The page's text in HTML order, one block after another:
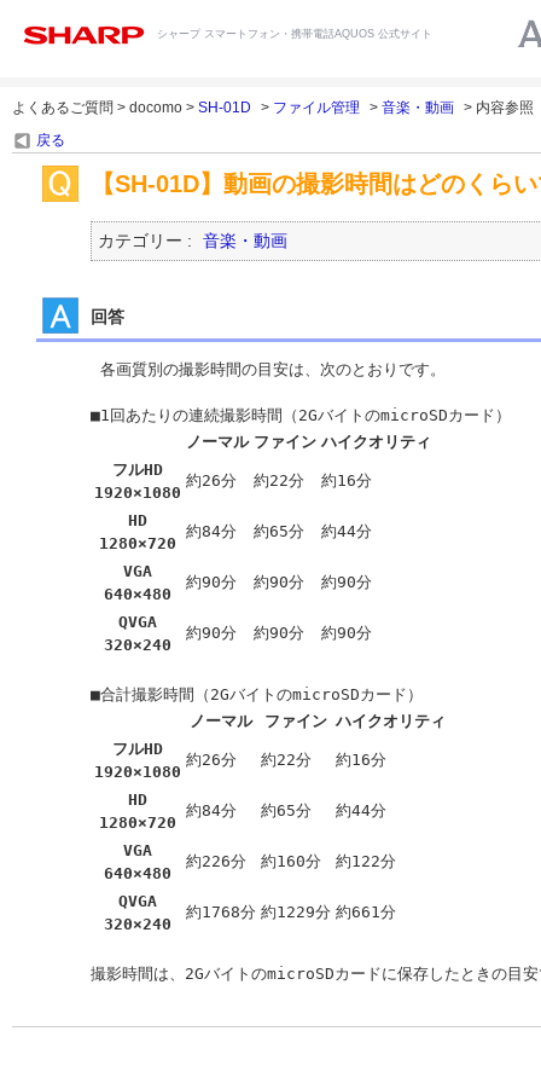
シャープ スマートフォン・携帯電話AQUOS 公式サイト
よくあるご質問 > docomo > SH-01D > ファイル管理 > 音楽・動画 > 内容参照
戻る
【SH-01D】動画の撮影時間はどのくら
カテゴリー : 音楽・動画
回答
各画質別の撮影時間の目安は、次のとおりです。
ノーマル ファイン ハイクオリティ
フルHD
1920×1080
約26分 約22分 約16分
HD
1280×720
約84分 約65分 約44分
VGA
640×480
約90分 約90分 約90分
QVGA
320×240
約90分 約90分 約90分
ノーマル
ファイン ハイクオリティ
フルHD
1920×1080
約26分 約22分 約16分
HD
1280×720
約84分 約65分 約44分
VGA
640×480
約226分 約160分 約122分
QVGA
320×240
約1768分 約1229分 約661分
撮影時間は、2GバイトのmicroSDカードに保存したときの目